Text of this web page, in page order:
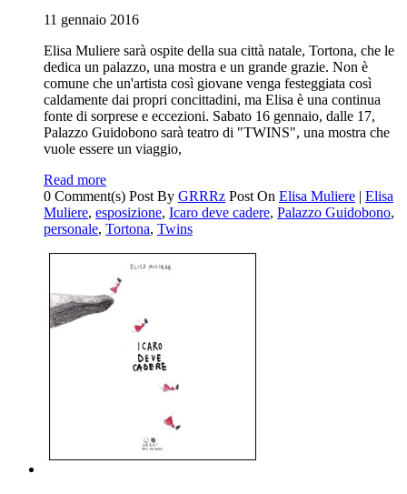
11 gennaio 2016
Elisa Muliere sarà ospite della sua città natale, Tortona, che le
dedica un palazzo, una mostra e un grande grazie. Non è
comune che un'artista così giovane venga festeggiata così
caldamente dai propri concittadini, ma Elisa è una continua
fonte di sorprese e eccezioni. Sabato 16 gennaio, dalle 17,
Palazzo Guidobono sarà teatro di "TWINS", una mostra che
vuole essere un viaggio,
Read more
0 Comment(s) Post By GRRRz Post On Elisa Muliere | Elisa
Muliere, esposizione, Icaro deve cadere, Palazzo Guidobono,
personale, Tortona, Twins